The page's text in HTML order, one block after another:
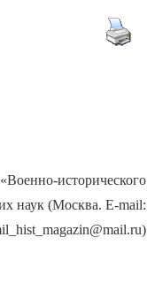
исторического
наук (Москва. E-mail: